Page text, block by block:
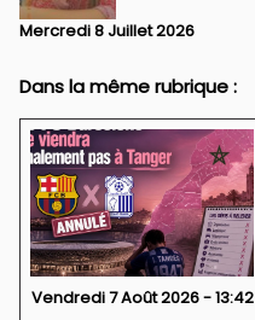
Mercredi 8 Juillet 2026
Dans la même rubrique :
Vendredi 7 Août 2026 - 13:42